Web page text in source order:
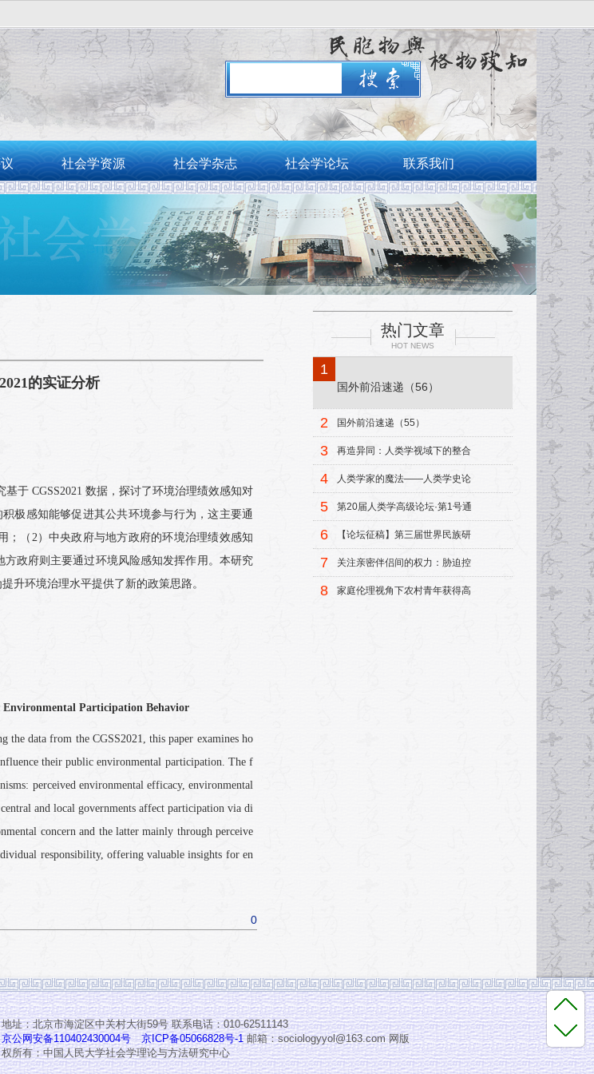
社会学资源 社会学杂志 社会学论坛 联系我们
的实证分析
于 CGSS2021 数据，探讨了环境治理绩效感知对
极感知能够促进其公共环境参与行为，这主要通
；（2）中央政府与地方政府的环境治理绩效感知
政府则主要通过环境风险感知发挥作用。本研究
升环境治理水平提供了新的政策思路。
Environmental Participation Behavior
the data from the CGSS2021, this paper examines ho
their public environmental participation. The f
perceived environmental efficacy, environmental
and local governments affect participation via di
concern and the latter mainly through perceive
responsibility, offering valuable insights for en
0
热门文章
HOT NEWS
1
国外前沿速递（56）
2 国外前沿速递（55）
3
再造异同：人类学视域下的整合
4
人类学家的魔法——人类学史论
5
第20届人类学高级论坛·第1号通
6
【论坛征稿】第三届世界民族研
7
关注亲密伴侣间的权力：胁迫控
8
家庭伦理视角下农村青年获得高
地址：北京市海淀区中关村大街59号 联系电话：010-62511143
京公网安备110402430004号
京ICP备05066828号-1邮箱：sociologyyol@163.com 网版
权所有：中国人民大学社会学理论与方法研究中心